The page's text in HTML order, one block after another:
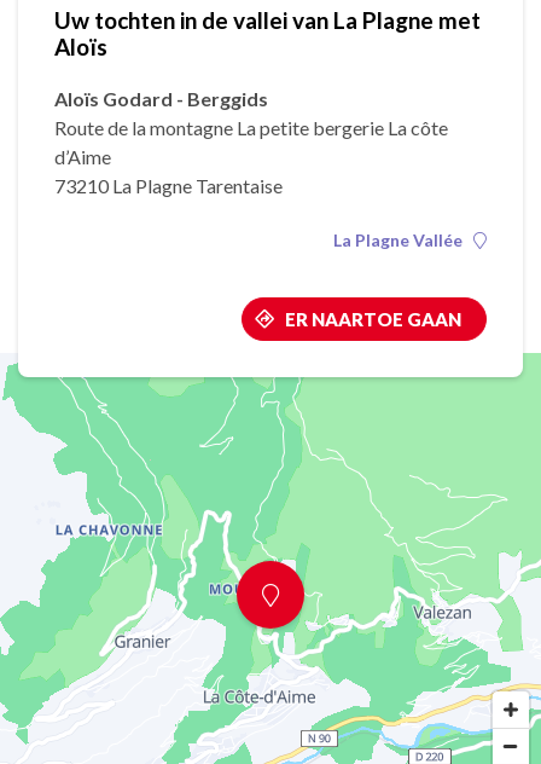
Uw tochten in de vallei van La Plagne met
Aloïs
Aloïs Godard - Berggids
Route de la montagne La petite bergerie La côte
d’Aime
73210 La Plagne Tarentaise
La Plagne Vallée
ER NAARTOE GAAN